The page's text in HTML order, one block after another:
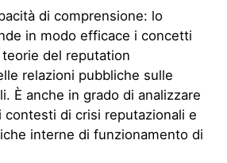
di comprensione: lo
in modo efficace i concetti
del reputation
relazioni pubbliche sulle
È anche in grado di analizzare
contesti di crisi reputazionali e
interne di funzionamento di